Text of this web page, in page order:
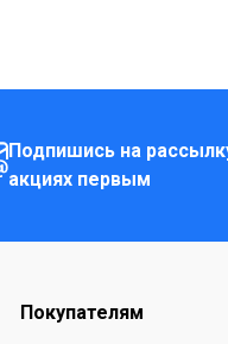
Подпишись на
акциях первым
Покупателям